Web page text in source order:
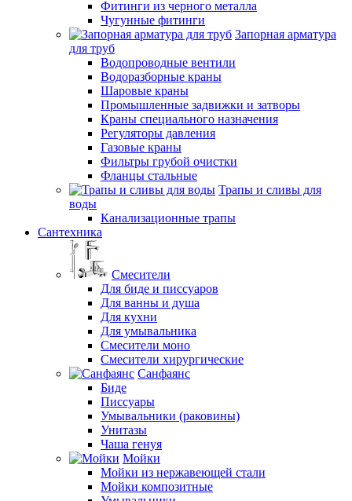
Фитинги из черного металла
Чугунные фитинги
Запорная арматура
для труб
Водопроводные вентили
Водоразборные краны
Шаровые краны
Промышленные задвижки и затворы
Краны специального назначения
Регуляторы давления
Газовые краны
Фильтры грубой очистки
Фланцы стальные
Трапы и сливы для
воды
Канализационные трапы
Сантехника
Смесители
Для биде и писсуаров
Для ванны и душа
Для кухни
Для умывальника
Смесители моно
Смесители хирургические
Санфаянс
Биде
Писсуары
Умывальники (раковины)
Унитазы
Чаша генуя
Мойки
Мойки из нержавеющей стали
Мойки композитные